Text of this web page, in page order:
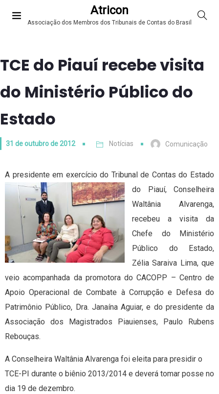
Atricon
Associação dos Membros dos Tribunais de Contas do Brasil
TCE do Piauí recebe visita
do Ministério Público do
Estado
31 de outubro de 2012 Notícias Comunicação
A presidente em exercício do Tribunal de Contas do Estado
do Piauí, Conselheira
Waltânia Alvarenga,
recebeu a visita da
Chefe do Ministério
Público do Estado,
Zélia Saraiva Lima, que
veio acompanhada da promotora do CACOPP – Centro de
Apoio Operacional de Combate à Corrupção e Defesa do
Patrimônio Público, Dra. Janaína Aguiar, e do presidente da
Associação dos Magistrados Piauienses, Paulo Rubens
Rebouças.
A Conselheira Waltânia Alvarenga foi eleita para presidir o
TCE-PI durante o biênio 2013/2014 e deverá tomar posse no
dia 19 de dezembro.